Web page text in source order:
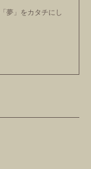
「夢」をカタチにし